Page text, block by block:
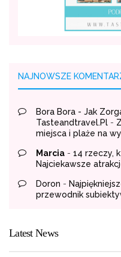
NAJNOWSZE
Bora Bora - Jak
Tasteandtravel.pl -
miejsca i plaże na
Marcia - 14 rzeczy,
Najciekawsze
Doron -
przewodnik
Latest News